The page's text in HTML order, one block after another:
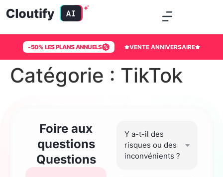
-50% LES PLANS ANNUELS VENTE ANNIVERSAIRE
Catégorie : TikTok
Foire aux
questions
Questions
Y a-t-il des
risques ou des
inconvénients ?